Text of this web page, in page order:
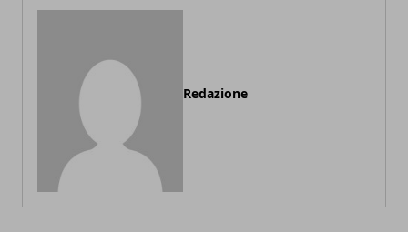
Redazione